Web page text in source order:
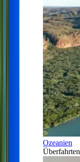
Ozeanien
Überfahrten